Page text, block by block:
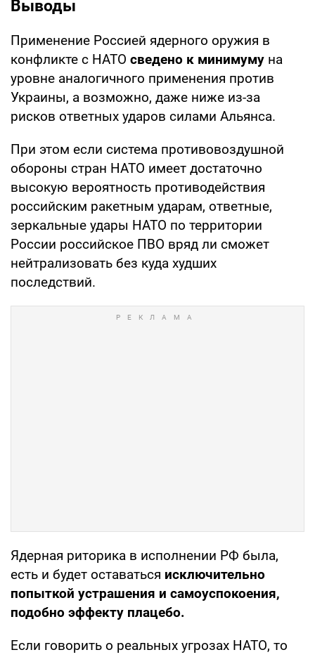
Выводы
Применение Россией ядерного оружия в
конфликте с НАТО сведено к минимуму на
уровне аналогичного применения против
Украины, а возможно, даже ниже из-за
рисков ответных ударов силами Альянса.
При этом если система противовоздушной
обороны стран НАТО имеет достаточно
высокую вероятность противодействия
российским ракетным ударам, ответные,
зеркальные удары НАТО по территории
России российское ПВО вряд ли сможет
нейтрализовать без куда худших
последствий.
Ядерная риторика в исполнении РФ была,
есть и будет оставаться исключительно
попыткой устрашения и самоуспокоения,
подобно эффекту плацебо.
Если говорить о реальных угрозах НАТО, то